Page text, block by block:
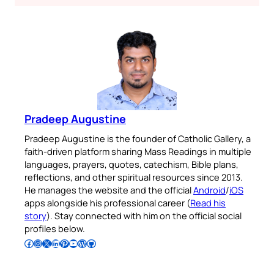
Pradeep Augustine
Pradeep Augustine is the founder of Catholic Gallery, a
faith-driven platform sharing Mass Readings in multiple
languages, prayers, quotes, catechism, Bible plans,
reflections, and other spiritual resources since 2013.
He manages the website and the officialAndroid/iOS
apps alongside his professional career (Read his
story). Stay connected with him on the official social
profiles below.
Follow Pradeep on Facebook Follow Pradeep on InstagramFollow Pradeep on X Follow Pradeep on LinkedIn Follow Pradeep on Pinterest Subscribe to Pradeep’s Youtube Channel Follow Pradeep on WordPress Follow Pradeep on GitHub